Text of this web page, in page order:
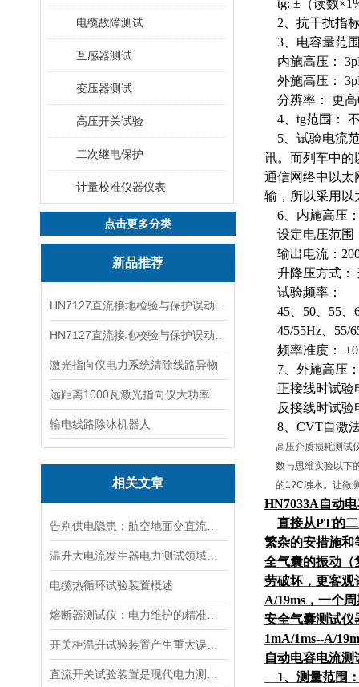
电缆故障测试
互感器测试
变压器测试
高压开关试验
二次继电保护
计量校准仪器仪表
点击更多分类
新品推荐
激光指向仪电力系统清除线路异物
远距离1000瓦激光指向仪大功率
输电线路除冰机器人
相关文章
电缆热循环试验装置概述
tg: ±（读数
2、抗干扰指
3、电容量范
内施高压：
外施高压：
分辨率： 更高
4、tg范围：
5、试验电流
讯。而列车中的
通信网络中以太
输，所以采用以
6、内施高压
设定电压范围
输出电流：
升降压方式：
试验频率：
45、50、55
45/55Hz、55/
频率准度：
7、外施高压
正接线时试验
反接线时试验
8、CVT自激
高压介质损耗测试
数与思维实验以下
的1?C沸水。让微
HN7033A自动
直接从PT的
繁杂的安措施
全气囊的振动（
劳破坏，更客观
A/19ms，一个
安全气囊测试仪
1mA/1ms--A/
自动电容电流测
1、测量范围